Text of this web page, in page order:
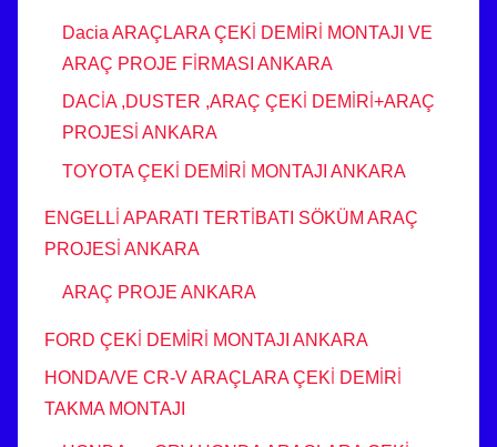
Dacia ARAÇLARA ÇEKİ DEMİRİ MONTAJI VE
ARAÇ PROJE FİRMASI ANKARA
DACİA ,DUSTER ,ARAÇ ÇEKİ DEMİRİ+ARAÇ
PROJESİ ANKARA
TOYOTA ÇEKİ DEMİRİ MONTAJI ANKARA
ENGELLİ APARATI TERTİBATI SÖKÜM ARAÇ
PROJESİ ANKARA
ARAÇ PROJE ANKARA
FORD ÇEKİ DEMİRİ MONTAJI ANKARA
HONDA/VE CR-V ARAÇLARA ÇEKİ DEMİRİ
TAKMA MONTAJI